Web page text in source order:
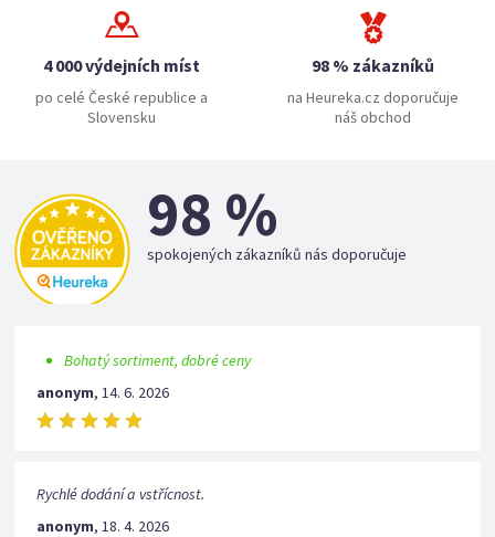
4 000 výdejních míst
po celé České republice a
Slovensku
98 % zákazníků
na Heureka.cz doporučuje
náš obchod
98 %
spokojených zákazníků nás doporučuje
Bohatý sortiment, dobré ceny
anonym,14. 6. 2026
Rychlé dodání a vstřícnost.
anonym,18. 4. 2026